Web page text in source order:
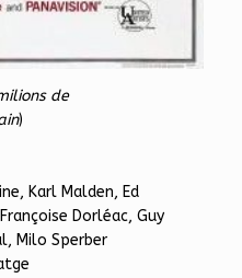
de
)
Karl Malden, Ed
Dorléac, Guy
Milo Sperber